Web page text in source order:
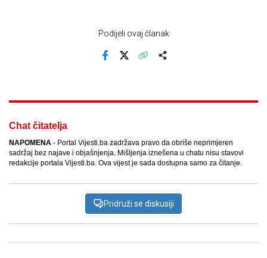
Podijeli ovaj članak
Chat čitatelja
NAPOMENA - Portal Vijesti.ba zadržava pravo da obriše neprimjeren
sadržaj bez najave i objašnjenja. Mišljenja iznešena u chatu nisu stavovi
redakcije portala Vijesti.ba. Ova vijest je sada dostupna samo za čitanje.
Pridruži se diskusiji